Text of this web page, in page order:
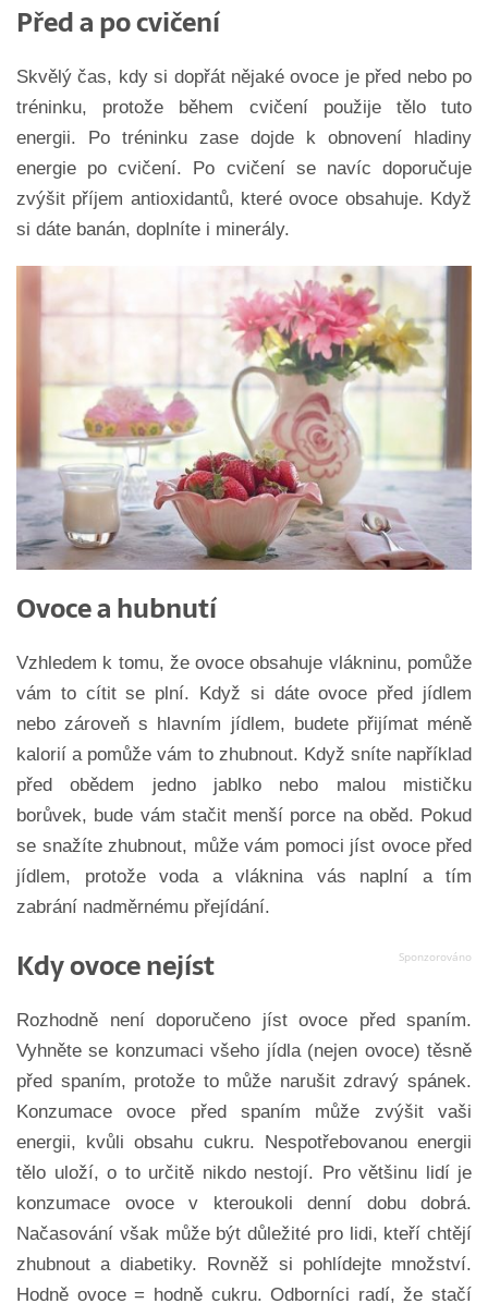
Před a po cvičení
Skvělý čas, kdy si dopřát nějaké ovoce je před nebo po
tréninku, protože během cvičení použije tělo tuto
energii. Po tréninku zase dojde k obnovení hladiny
energie po cvičení. Po cvičení se navíc doporučuje
zvýšit příjem antioxidantů, které ovoce obsahuje. Když
si dáte banán, doplníte i minerály.
Ovoce a hubnutí
Vzhledem k tomu, že ovoce obsahuje vlákninu, pomůže
vám to cítit se plní. Když si dáte ovoce před jídlem
nebo zároveň s hlavním jídlem, budete přijímat méně
kalorií a pomůže vám to zhubnout. Když sníte například
před obědem jedno jablko nebo malou mističku
borůvek, bude vám stačit menší porce na oběd. Pokud
se snažíte zhubnout, může vám pomoci jíst ovoce před
jídlem, protože voda a vláknina vás naplní a tím
zabrání nadměrnému přejídání.
Kdy ovoce nejíst
Rozhodně není doporučeno jíst ovoce před spaním.
Vyhněte se konzumaci všeho jídla (nejen ovoce) těsně
před spaním, protože to může narušit zdravý spánek.
Konzumace ovoce před spaním může zvýšit vaši
energii, kvůli obsahu cukru. Nespotřebovanou energii
tělo uloží, o to určitě nikdo nestojí. Pro většinu lidí je
konzumace ovoce v kteroukoli denní dobu dobrá.
Načasování však může být důležité pro lidi, kteří chtějí
zhubnout a diabetiky. Rovněž si pohlídejte množství.
Hodně ovoce = hodně cukru. Odborníci radí, že stačí